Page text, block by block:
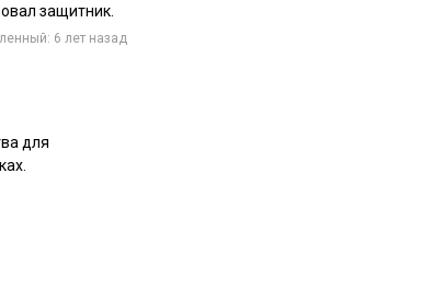
защитник.
6 лет назад
для